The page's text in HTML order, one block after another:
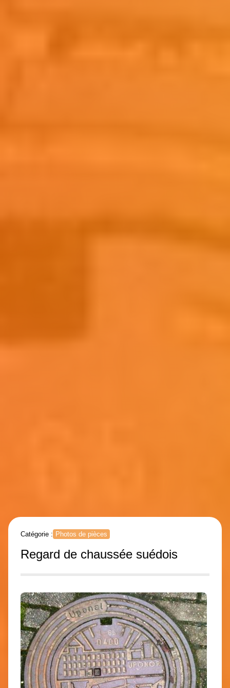
Catégorie : Photos de pièces
Regard de chaussée suédois